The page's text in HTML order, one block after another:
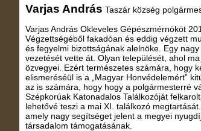
Varjas András Taszár község
Varjas András Okleveles Gépészmérnököt
Végzettségéből fakadóan és eddig végzett
és fegyelmi bizottságának alelnöke. Egy
vezetését vette át. Olyan települését, ahol
özvegyei. Ezért természetes számára, hogy
elismeréséül is a „Magyar Honvédelemért”
az is számára, hogy hogy a polgármesterré
Szépkorúak Katonadalos Találkozóját
lehetővé teszi a mai XI. találkozó
amely nagy segítséget jelent a megyei
társadalom támogatásának.